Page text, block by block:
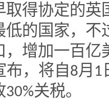
取得协定的英
低的国家，
，增加一百
布，将自8月 1
30%关税。